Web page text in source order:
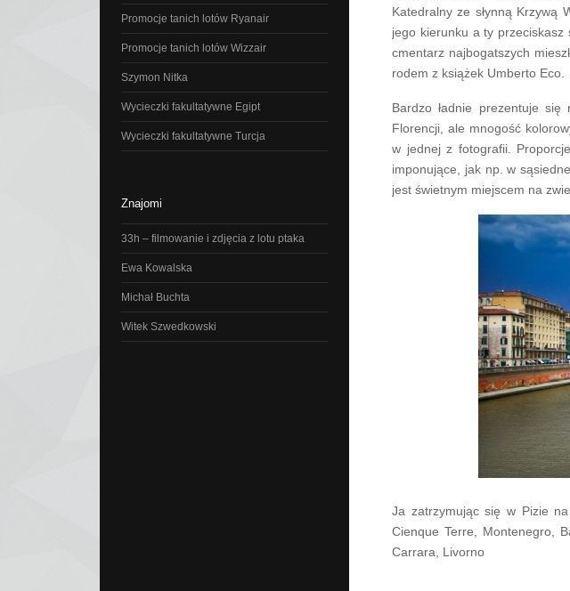
Promocje tanich lotów Ryanair
Promocje tanich lotów Wizzair
Szymon Nitka
Wycieczki fakultatywne Egipt
Wycieczki fakultatywne Turcja
Znajomi
33h – filmowanie i zdjęcia z lotu ptaka
Ewa Kowalska
Michał Buchta
Witek Szwedkowski
Katedralny ze słynną
jego kierunku a ty przeciskasz
cmentarz najbogatszych
rodem z książek Umberto Eco.
Bardzo ładnie prezentuje
Florencji, ale mnogość
w jednej z fotografii.
imponujące, jak np. w
jest świetnym miejscem na
Ja zatrzymując się w Pizie
Cienque Terre, Montenegro,
Carrara, Livorno